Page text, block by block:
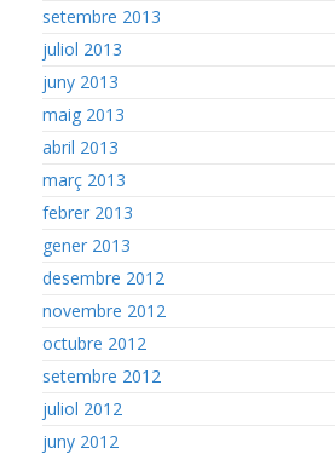
setembre 2013
juliol 2013
juny 2013
maig 2013
abril 2013
març 2013
febrer 2013
gener 2013
desembre 2012
novembre 2012
octubre 2012
setembre 2012
juliol 2012
juny 2012